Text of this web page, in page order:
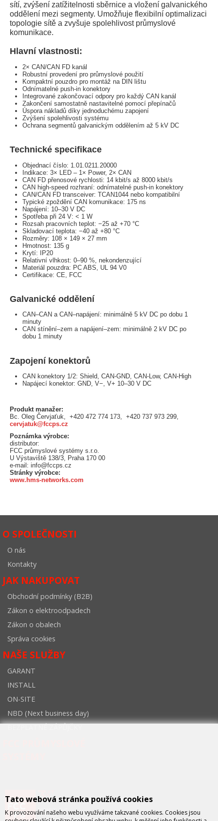
sítí, zvýšení zatížitelnosti sběrnice a vložení galvanického
oddělení mezi segmenty. Umožňuje flexibilní optimalizaci
topologie sítě a zvyšuje spolehlivost průmyslové
komunikace.
Hlavní vlastnosti:
2× CAN/CAN FD kanál
Robustní provedení pro průmyslové použití
Kompaktní pouzdro pro montáž na DIN lištu
Odnímatelné push-in konektory
Integrované zakončovací odpory pro každý CAN kanál
Zakončení samostatně nastavitelné pomocí přepínačů
Úspora nákladů díky jednoduchému zapojení
Zvýšení spolehlivosti systému
Ochrana segmentů galvanickým oddělením až 5 kV DC
Technické specifikace
Objednací číslo: 1.01.0211.20000
Indikace: 3× LED – 1× Power, 2× CAN
CAN FD přenosové rychlosti: 14 kbit/s až 8000 kbit/s
CAN high-speed rozhraní: odnímatelné push-in konektory
CAN/CAN FD transceiver: TCAN1044 nebo kompatibilní
Typické zpoždění CAN komunikace: 175 ns
Napájení: 10–30 V DC
Spotřeba při 24 V: < 1 W
Rozsah pracovních teplot: −25 až +70 °C
Skladovací teplota: −40 až +80 °C
Rozměry: 108 × 149 × 27 mm
Hmotnost: 135 g
Krytí: IP20
Relativní vlhkost: 0–90 %, nekondenzující
Materiál pouzdra: PC ABS, UL 94 V0
Certifikace: CE, FCC
Galvanické oddělení
CAN–CAN a CAN–napájení: minimálně 5 kV DC po dobu 1
minuty
CAN stínění–zem a napájení–zem: minimálně 2 kV DC po
dobu 1 minuty
Zapojení konektorů
CAN konektory 1/2: Shield, CAN-GND, CAN-Low, CAN-High
Napájecí konektor: GND, V−, V+ 10–30 V DC
Produkt manažer:
Bc. Oleg Červjaťuk, +420 472 774 173, +420 737 973 299,
cervjatuk@fccps.cz
Poznámka výrobce:
distributor:
FCC průmyslové systémy s.r.o.
U Výstaviště 138/3, Praha 170 00
e-mail: info@fccps.cz
Stránky výrobce:
www.hms-networks.com
O SPOLEČNOSTI
O nás
Kontakty
JAK NAKUPOVAT
Obchodní podmínky (B2B)
Zákon o elektroodpadech
Zákon o obalech
Správa cookies
NAŠE SLUŽBY
GARANT
INSTALL
ON-SITE
NBD (Next business day)
Tato webová stránka používá cookies
K provozování našeho webu využíváme takzvané cookies. Cookies jsou